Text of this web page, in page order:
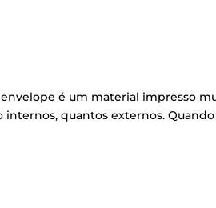
é um material impresso
quantos externos. Quando